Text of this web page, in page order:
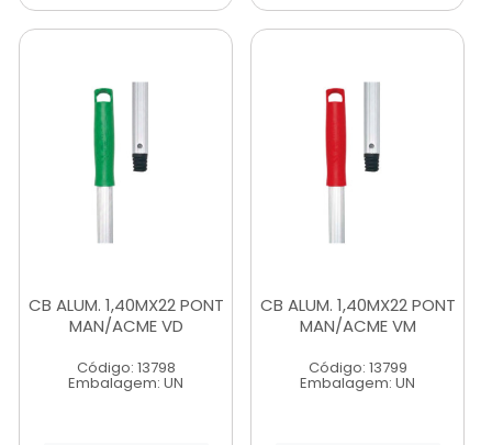
CB ALUM. 1,40MX22 PONT
MAN/ACME VD
Código: 13798
Embalagem: UN
CB ALUM. 1,40MX22 PONT
MAN/ACME VM
Código: 13799
Embalagem: UN